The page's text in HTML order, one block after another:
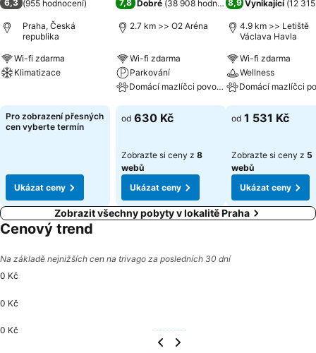
6,3 (955 hodnocení)
Praha, Česká
republika
Wi-fi zdarma
Klimatizace
Pro zobrazení přesných
cen vyberte termín
Ukázat ceny
7,8 Dobré (38 908 hodnocení)
2.7 km >> O2 Aréna
Wi-fi zdarma
Parkování
Domácí mazlíčci povoleni
Ukázat ceny
od 630 Kč
Zobrazte si ceny z 8
webů
Ukázat ceny
8,9 Vynikající (12
4.9 km >> Letiště
Václava Havla
Wi-fi zdarma
Wellness
Ukázat ceny
od 1 531 Kč
Zobrazte si ceny z 5
webů
Ukázat ceny
Zobrazit všechny pobyty v lokalitě Praha
Cenový trend
Na základě nejnižších cen na trivago za posledních 30 dní
0 Kč
0 Kč
0 Kč